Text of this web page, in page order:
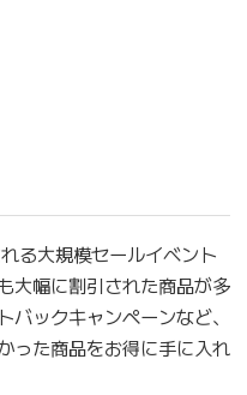
る大規模セールイベント
大幅に割引された商品が多
ックキャンペーンなど、
った商品をお得に手に入れ